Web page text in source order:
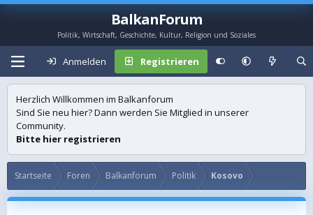
BalkanForum
Politik, Wirtschaft, Geschichte, Kultur, Religion und Soziales
Anmelden Registrieren
Herzlich Willkommen im Balkanforum
Sind Sie neu hier? Dann werden Sie Mitglied in unserer
Community.
Bitte hier registrieren
Startseite Foren Balkanforum Politik Kosovo